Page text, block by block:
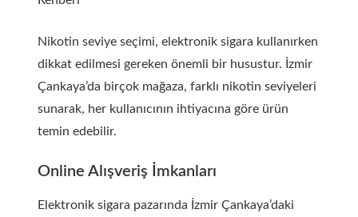
Nikotin seviye seçimi, elektronik sigara kullanırken
dikkat edilmesi gereken önemli bir husustur. İzmir
Çankaya’da birçok mağaza, farklı nikotin seviyeleri
sunarak, her kullanıcının ihtiyacına göre ürün
temin edebilir.
Online Alışveriş İmkanları
Elektronik sigara pazarında İzmir Çankaya’daki